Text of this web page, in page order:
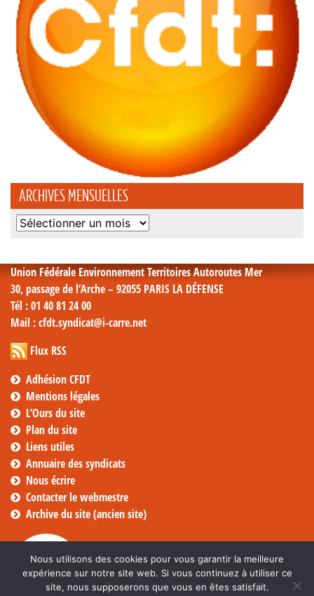
ARCHIVES MENSUELLES
Archives
Union Fédérale Environnement Territoires Autoroutes Mer
30, passage de l’Arche – 92055 PARIS LA DÉFENSE
Tél : 01 40 81 24 00
Mail : cfdt.syndicat@i-carre.net
Flux RSS
Adhésion CFDT
Mentions légales
L’Ours du site
Plan du site
Liens utiles
Annuaire des syndicats
Nous écrire
Contacter le webmestre
Archive du site (ancien site)
Nous utilisons des cookies pour vous garantir la meilleure
expérience sur notre site web. Si vous continuez à utiliser ce
site, nous supposerons que vous en êtes satisfait.